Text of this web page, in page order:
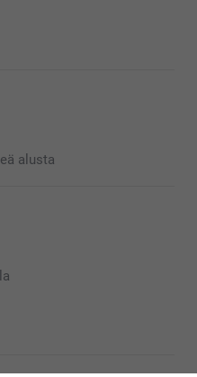
tähdestä ja palautteesta, se
Kiva että pidät
iloa pitkäksi aikaa
alusta